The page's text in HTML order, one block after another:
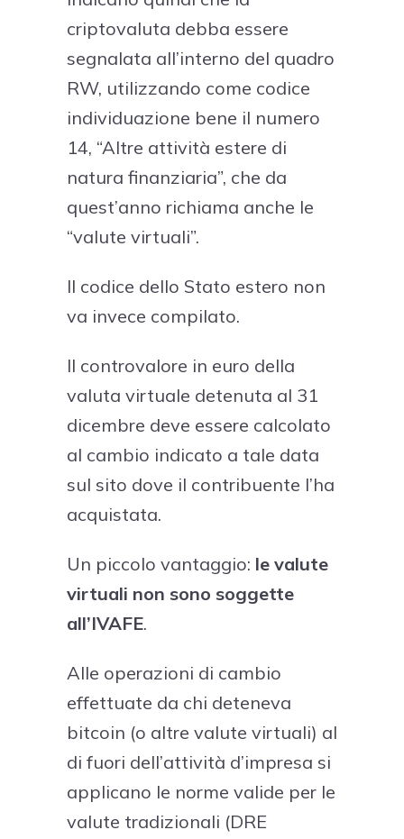
criptovaluta debba essere
segnalata all’interno del quadro
RW, utilizzando come codice
individuazione bene il numero
14, “Altre attività estere di
natura finanziaria”, che da
quest’anno richiama anche le
“valute virtuali”.
Il codice dello Stato estero non
va invece compilato.
Il controvalore in euro della
valuta virtuale detenuta al 31
dicembre deve essere calcolato
al cambio indicato a tale data
sul sito dove il contribuente l’ha
acquistata.
Un piccolo vantaggio: le valute
virtuali non sono soggette
all’IVAFE.
Alle operazioni di cambio
effettuate da chi deteneva
bitcoin (o altre valute virtuali) al
di fuori dell’attività d’impresa si
applicano le norme valide per le
valute tradizionali (DRE